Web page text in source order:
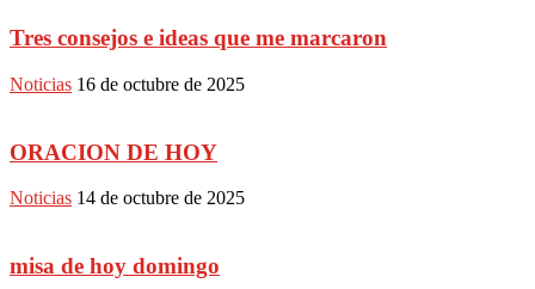
Tres consejos e ideas que me marcaron
Noticias 16 de octubre de 2025
ORACION DE HOY
Noticias 14 de octubre de 2025
misa de hoy domingo